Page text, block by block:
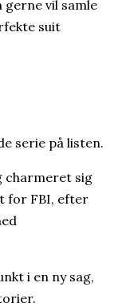
gerne vil samle
suit
serie på listen.
charmeret sig
for FBI, efter
i en ny sag,